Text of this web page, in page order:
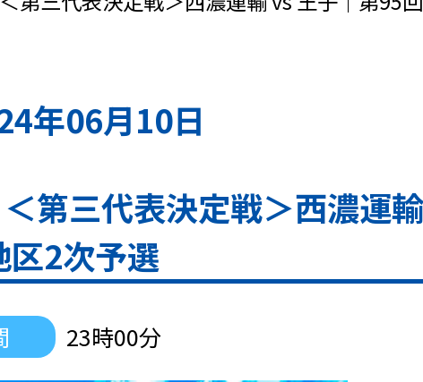
年06月10日
＜第三代表決定戦＞西濃
区2次予選
23時00分